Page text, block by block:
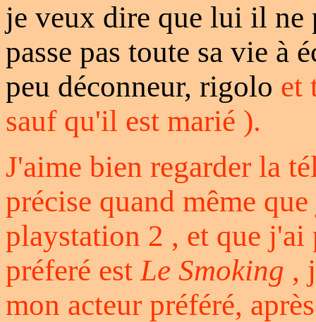
je veux dire que lui il ne
passe pas toute sa vie à
peu déconneur, rigolo et
sauf qu'il est marié ).
J'aime bien regarder la
précise quand même
playstation 2 , et que
préferé est Le Smoking ,
mon acteur préféré,